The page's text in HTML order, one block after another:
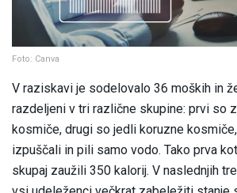
Foto: Canva
V raziskavi je sodelovalo 36 moških in
razdeljeni v tri različne skupine: prvi so
kosmiče, drugi so jedli koruzne
izpuščali in pili samo vodo. Tako prva
skupaj zaužili 350 kalorij. V naslednjih